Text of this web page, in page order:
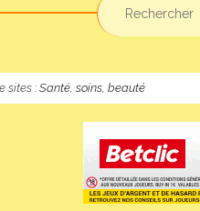
sites: Santé, soins, beauté